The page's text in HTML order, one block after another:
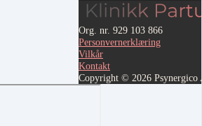
Org. nr. 929 103 866
Personvernerklæring
Vilkår
Kontakt
Copyright © 2026 Psynergico